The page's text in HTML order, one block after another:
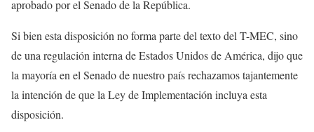
aprobado por el Senado de la República.
Si bien esta disposición no forma parte del texto del T-MEC, sino
de una regulación interna de Estados Unidos de América, dijo que
la mayoría en el Senado de nuestro país rechazamos tajantemente
la intención de que la Ley de Implementación incluya esta
disposición.